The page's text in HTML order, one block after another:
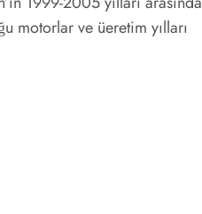
motorlar ve üeretim yılları